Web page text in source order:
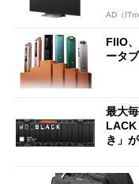
AD（
FIIO
ータ
最大
LACK
き」